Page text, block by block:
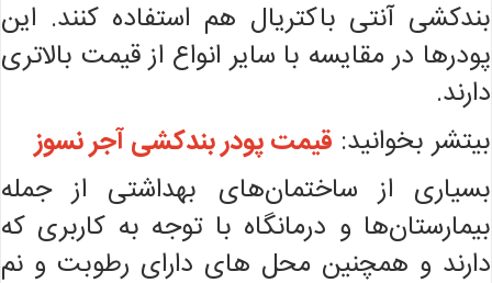
بندکشی آنتی باکتریال هم استفاده کنند. این
پودرها در مقایسه با سایر انواع از قیمت بالاتری
دارند.
بیتشر بخوانید: قیمت پودر بندکشی آجر نسوز
بسیاری از ساختمان‌های بهداشتی از جمله
بیمارستان‌ها و درمانگاه با توجه به کاربری که
دارند و همچنین محل های دارای رطوبت و نم